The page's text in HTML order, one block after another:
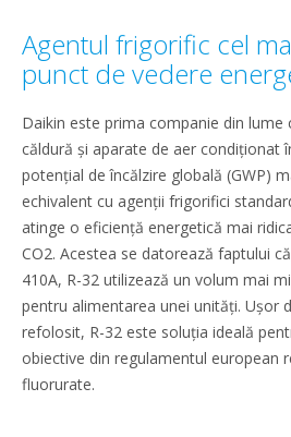
Agentul frigorific cel
punct de vedere
Daikin este prima companie din lume
căldură și aparate de aer condiţionat
potenţial de încălzire globală (GWP)
echivalent cu agenţii frigorifici
atinge o eficiență energetică mai
CO2. Acestea se datorează faptului
410A, R-32 utilizează un volum mai
pentru alimentarea unei unităţi. Ușor
refolosit, R-32 este soluţia ideală
obiective din regulamentul european
fluorurate.